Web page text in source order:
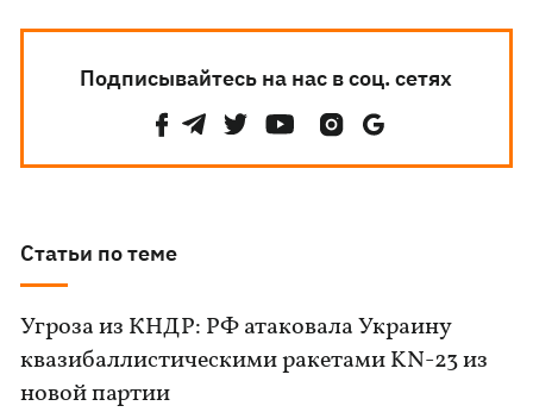
Подписывайтесь на нас в соц. сетях
Статьи по теме
Угроза из КНДР: РФ атаковала Украину
квазибаллистическими ракетами KN-23 из
новой партии